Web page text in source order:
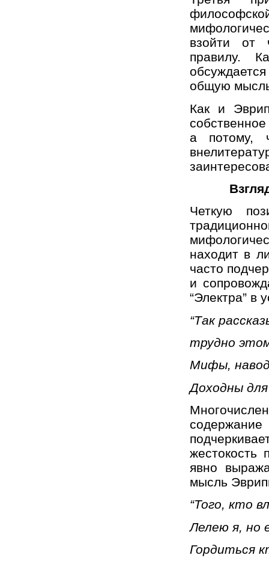
взойти от
правилу.
общую
Как и
а потому,
Четкую
находит в
часто
и
“Электра” в
“Так
трудно
Мифы,
Доходны для
жестокость
явно
мысль
“Того, кто
Лелею я, но
Гордиться